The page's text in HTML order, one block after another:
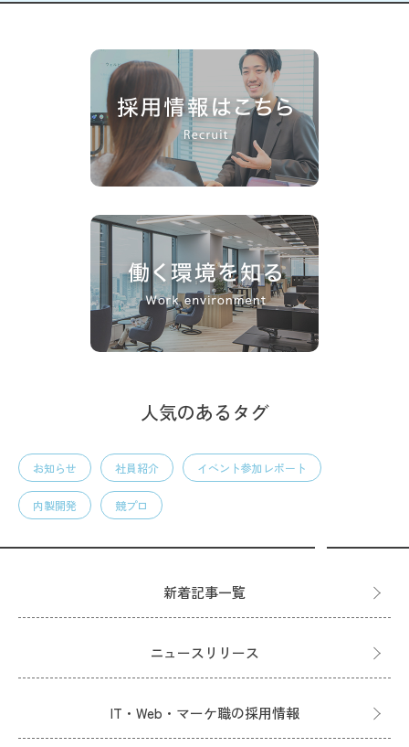
人気のあるタグ
お知らせ 社員紹介 イベント参加レポート
内製開発 競プロ
新着記事一覧
ニュースリリース
IT・Web・マーケ職の採用情報